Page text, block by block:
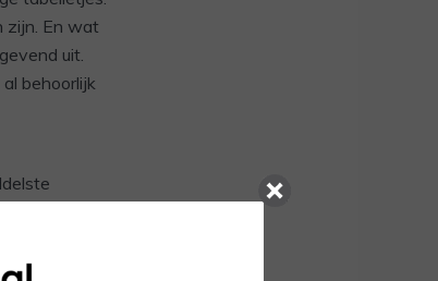
zijn. En wat
uit.
behoorlijk